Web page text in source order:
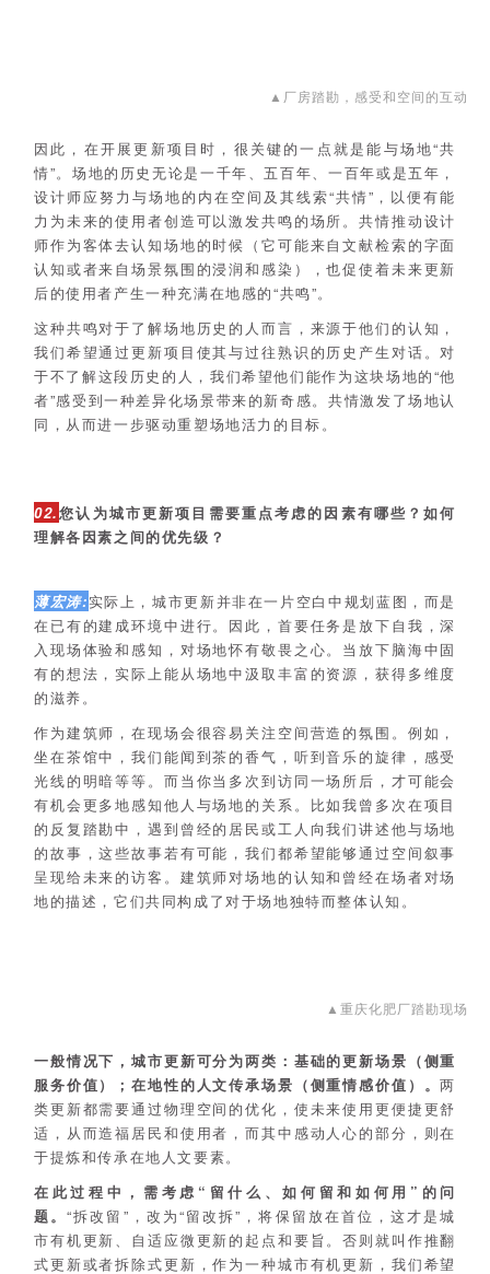
▲厂房踏勘，感受和空间的互动
因此，在开展更新项目时，很关键的一点就是能与场地“共
情”。场地的历史无论是一千年、五百年、一百年或是五年，
设计师应努力与场地的内在空间及其线索“共情”，以便有能
力为未来的使用者创造可以激发共鸣的场所。共情推动设计
师作为客体去认知场地的时候（它可能来自文献检索的字面
认知或者来自场景氛围的浸润和感染），也促使着未来更新
后的使用者产生一种充满在地感的“共鸣”。
这种共鸣对于了解场地历史的人而言，来源于他们的认知，
我们希望通过更新项目使其与过往熟识的历史产生对话。对
于不了解这段历史的人，我们希望他们能作为这块场地的“他
者”感受到一种差异化场景带来的新奇感。共情激发了场地认
同，从而进一步驱动重塑场地活力的目标。
02.您认为城市更新项目需要重点考虑的因素有哪些？如何
理解各因素之间的优先级？
薄宏涛:实际上，城市更新并非在一片空白中规划蓝图，而是
在已有的建成环境中进行。因此，首要任务是放下自我，深
入现场体验和感知，对场地怀有敬畏之心。当放下脑海中固
有的想法，实际上能从场地中汲取丰富的资源，获得多维度
的滋养。
作为建筑师，在现场会很容易关注空间营造的氛围。例如，
坐在茶馆中，我们能闻到茶的香气，听到音乐的旋律，感受
光线的明暗等等。而当你当多次到访同一场所后，才可能会
有机会更多地感知他人与场地的关系。比如我曾多次在项目
的反复踏勘中，遇到曾经的居民或工人向我们讲述他与场地
的故事，这些故事若有可能，我们都希望能够通过空间叙事
呈现给未来的访客。建筑师对场地的认知和曾经在场者对场
地的描述，它们共同构成了对于场地独特而整体认知。
▲重庆化肥厂踏勘现场
一般情况下，城市更新可分为两类：基础的更新场景（侧重
服务价值）；在地性的人文传承场景（侧重情感价值）。两
类更新都需要通过物理空间的优化，使未来使用更便捷更舒
适，从而造福居民和使用者，而其中感动人心的部分，则在
于提炼和传承在地人文要素。
在此过程中，需考虑“留什么、如何留和如何用”的问
题。“拆改留”，改为“留改拆”，将保留放在首位，这才是城
市有机更新、自适应微更新的起点和要旨。否则就叫作推翻
式更新或者拆除式更新，作为一种城市有机更新，我们希望